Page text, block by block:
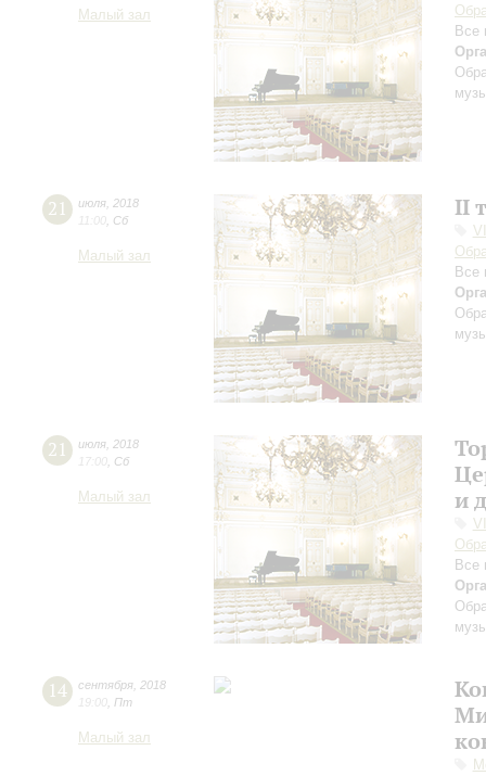
Малый зал
Все
21 июля 2018
11:00 Сб
Малый зал
II
Все
21 июля 2018
17:00 Сб
Малый зал
и
Все
14 сентября 2018
19:00 Пт
Малый зал